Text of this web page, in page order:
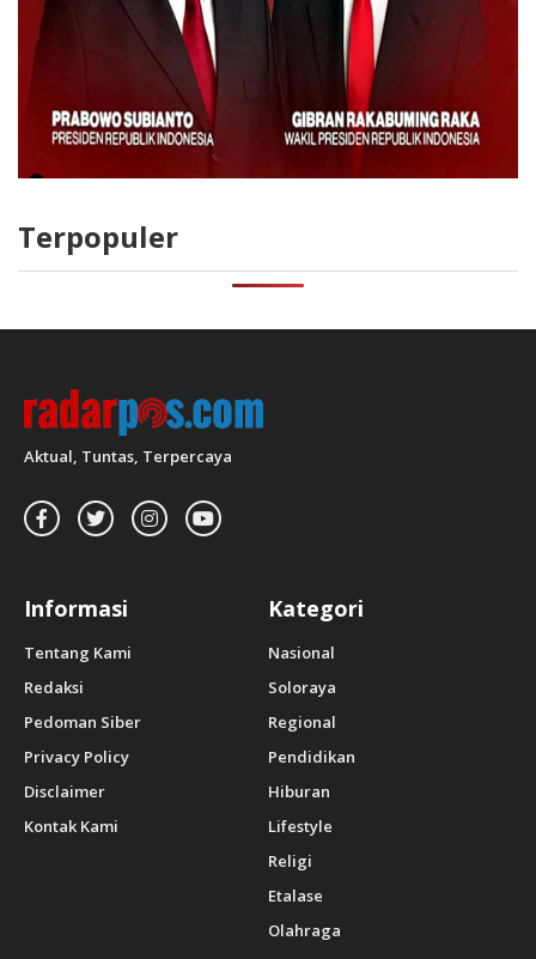
Terpopuler
Aktual, Tuntas, Terpercaya
Informasi
Tentang Kami
Redaksi
Pedoman Siber
Privacy Policy
Disclaimer
Kontak Kami
Kategori
Nasional
Soloraya
Regional
Pendidikan
Hiburan
Lifestyle
Religi
Etalase
Olahraga